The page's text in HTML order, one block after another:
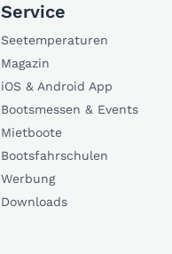
Service
Seetemperaturen
Magazin
iOS & Android App
Bootsmessen & Events
Mietboote
Bootsfahrschulen
Werbung
Downloads